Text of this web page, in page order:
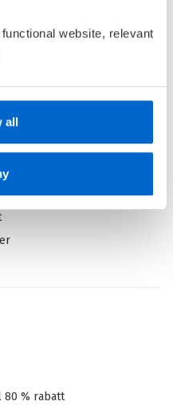
website, relevant
all
279,–
100% leselyst!
80 % rabatt